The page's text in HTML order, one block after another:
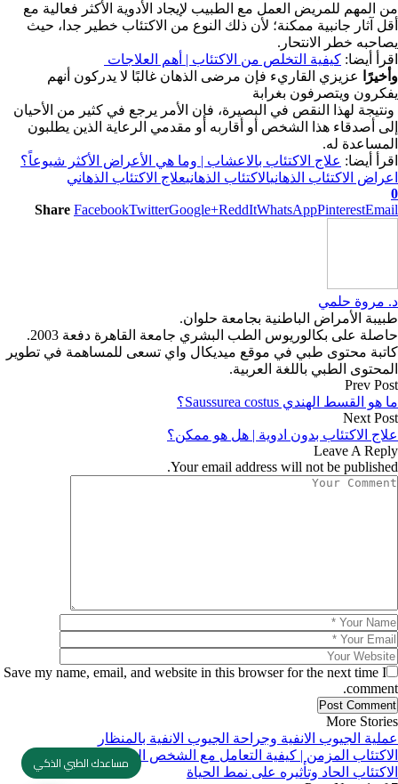
من المهم للمريض العمل مع الطبيب لإيجاد الأدوية الأكثر فعالية مع
أقل آثار جانبية ممكنة؛ لأن ذلك النوع من الاكتئاب خطير جدا، حيث
يصاحبه خطر الانتحار.
اقرأ أيضا: كيفية التخلص من الاكتئاب | أهم العلاجات
وأخيرًا
عزيزي القاريء فإن مرضى الذهان غالبًا لا يدركون أنهم
يفكرون ويتصرفون بغرابة
ونتيجة لهذا النقص في البصيرة، فإن الأمر يرجع في كثير من الأحيان
إلى أصدقاء هذا الشخص أو أقاربه أو مقدمي الرعاية الذين يطلبون
المساعدة له.
اقرأ أيضا: علاج الاكتئاب بالاعشاب | وما هي الأعراض الأكثر شيوعاً؟
اعراض الاكتئاب الذهانيالاكتئاب الذهانيعلاج الاكتئاب الذهاني
0
Share FacebookTwitterGoogle+ReddItWhatsAppPinterestEmail
د. مروة حلمي
طبيبة الأمراض الباطنية بجامعة حلوان.
حاصلة على بكالوريوس الطب البشري جامعة القاهرة دفعة 2003.
كاتبة محتوى طبي في موقع ميديكال واي تسعى للمساهمة في تطوير
المحتوى الطبي باللغة العربية.
Prev Post
ما هو القسط الهندي Saussurea costus؟
Next Post
علاج الاكتئاب بدون ادوية | هل هو ممكن؟
Leave A Reply
Your email address will not be published.
Save my name, email, and website in this browser for the next time I
comment.
More Stories
عملية الجيوب الانفية وجراحة الجيوب الانفية بالمنظار
الاكتئاب المزمن | كيفية التعامل مع الشخص المصاب به
الاكتئاب الحاد وتأثيره على نمط الحياة
مساعدك الطبي الذكي